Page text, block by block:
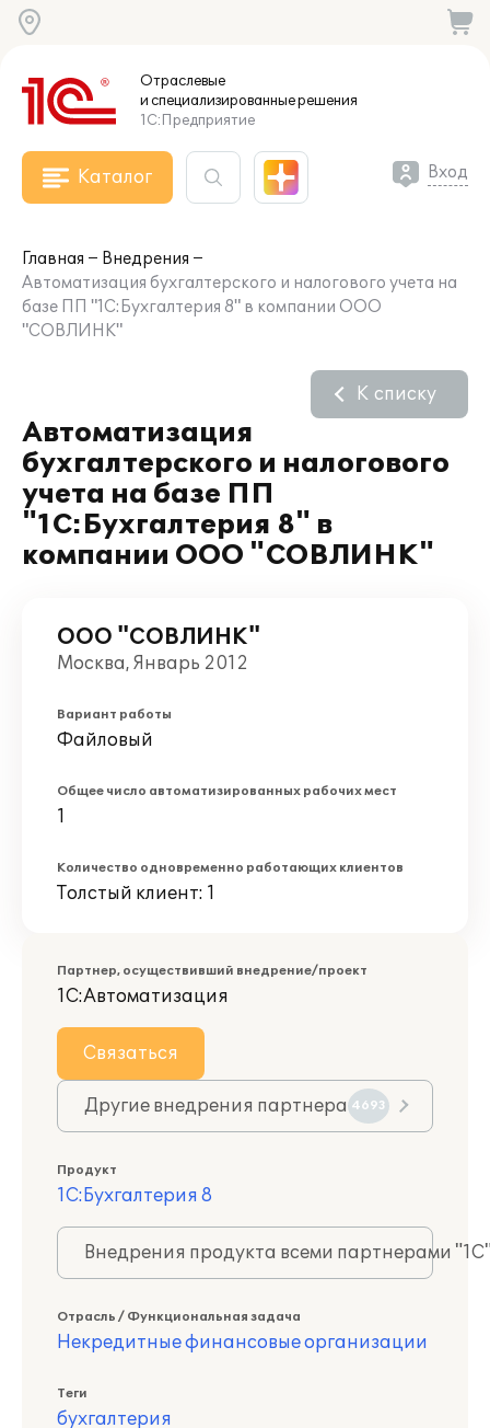
Отраслевые
и специализированныерешения
1С:Предприятие
Каталог Вход
Главная
Внедрения
Автоматизация бухгалтерского и налогового учета на
базе ПП "1С:Бухгалтерия 8" в компании ООО
"СОВЛИНК"
Автоматизация
бухгалтерского и налогового
учета на базе ПП
"1С:Бухгалтерия 8" в
компании ООО "СОВЛИНК"
К списку
ООО "СОВЛИНК"
Москва, Январь 2012
Вариант работы
Файловый
Общее число автоматизированных рабочих мест
1
Количество одновременно работающих клиентов
Толстый клиент: 1
Партнер, осуществивший внедрение/проект
1С:Автоматизация
Связаться
Другие внедрения партнера 4693
Продукт
1С:Бухгалтерия 8
Внедрения продукта всеми партнерами
Отрасль / Функциональная задача
Некредитные финансовые организации
Теги
бухгалтерия